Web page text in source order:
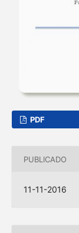
PDF
PUBLICADO
11-11-2016